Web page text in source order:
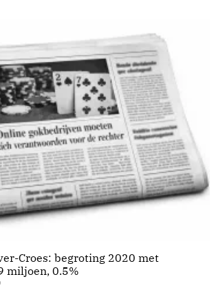
Croes: begroting 2020 met
miljoen, 0.5%